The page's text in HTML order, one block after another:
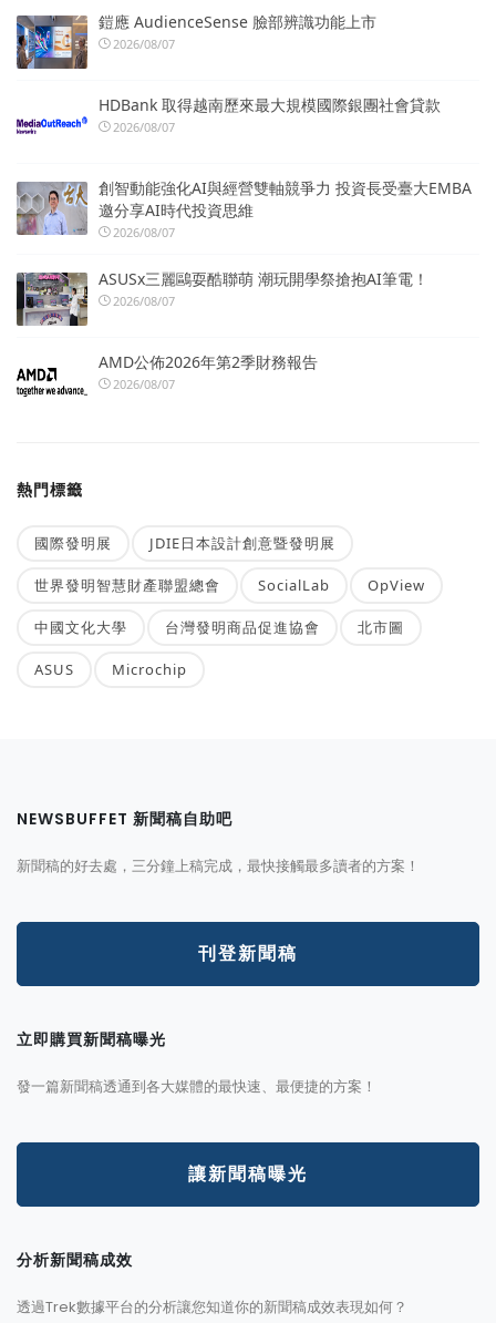
鎧應 AudienceSense 臉部辨識功能上市
2026/08/07
HDBank 取得越南歷來最大規模國際銀團社會貸款
2026/08/07
創智動能強化AI與經營雙軸競爭力 投資長受臺大EMBA
邀分享AI時代投資思維
2026/08/07
ASUSx三麗鷗耍酷聯萌 潮玩開學祭搶抱AI筆電！
2026/08/07
AMD公佈2026年第2季財務報告
2026/08/07
熱門標籤
國際發明展 JDIE日本設計創意暨發明展
世界發明智慧財產聯盟總會 SocialLab OpView
中國文化大學 台灣發明商品促進協會 北市圖
ASUS Microchip
NEWSBUFFET 新聞稿自助吧
新聞稿的好去處，三分鐘上稿完成，最快接觸最多讀者的方案！
刊登新聞稿
立即購買新聞稿曝光
發一篇新聞稿透通到各大媒體的最快速、最便捷的方案！
讓新聞稿曝光
分析新聞稿成效
透過Trek數據平台的分析讓您知道你的新聞稿成效表現如何？